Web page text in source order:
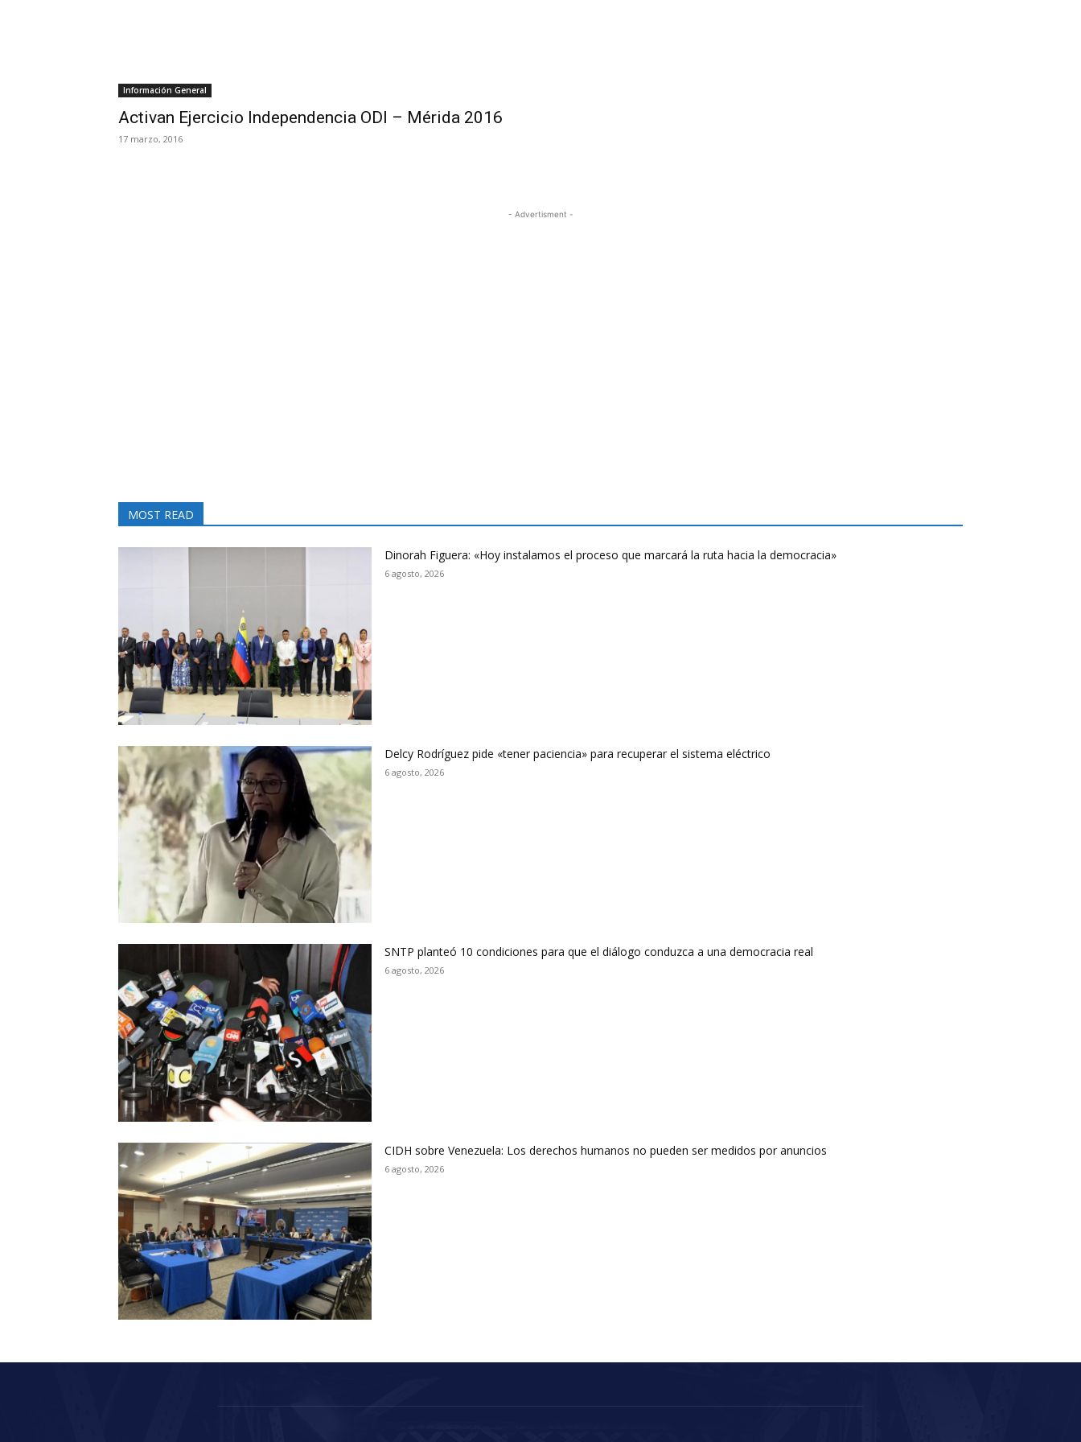
Información General
Activan Ejercicio Independencia ODI – Mérida 2016
17 marzo, 2016
- Advertisment -
MOST READ
Dinorah Figuera: «Hoy instalamos el proceso que marcará la ruta hacia la democracia»
6 agosto, 2026
Delcy Rodríguez pide «tener paciencia» para recuperar el sistema eléctrico
6 agosto, 2026
SNTP planteó 10 condiciones para que el diálogo conduzca a una democracia real
6 agosto, 2026
CIDH sobre Venezuela: Los derechos humanos no pueden ser medidos por anuncios
6 agosto, 2026